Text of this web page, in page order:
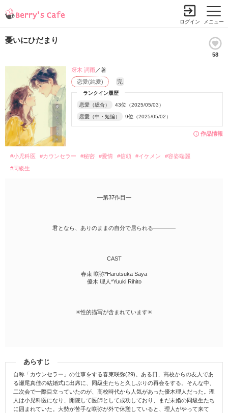
メニュー
ログイン
憂いにひだまり
58
作品情報
ランクイン履歴
恋愛（総合） 43位（2025/05/03）
恋愛（中・短編） 9位（2025/05/02）
恋愛(純愛) 完
冴木 詞雨／著
#小児科医 #カウンセラー #秘密 #愛情 #信頼 #イケメン
#容姿端麗
#同級生
―第37作目―
君となら、ありのままの自分で居られる――――
CAST
春束 咲弥*Harutsuka Saya
優木 理人*Yuuki Rihito
✳性的描写が含まれています✳
あらすじ
自称「カウンセラー」の仕事をする春束咲弥(29)。ある日、高校からの友人であ
る瀬尾真佳の結婚式に出席に、同級生たちと久しぶりの再会をする。そんな中、
二次会で一際目立っていたのが、高校時代から人気があった優木理人だった。理
人は小児科医になり、開院して医師として成功しており、まだ未婚の同級生たち
に囲まれていた。大勢が苦手な咲弥が外で休憩していると、理人がやって来て